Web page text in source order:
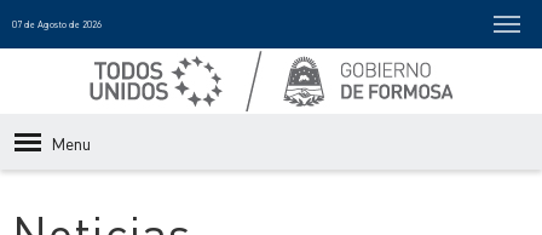
07 de Agosto de 2026
Menu